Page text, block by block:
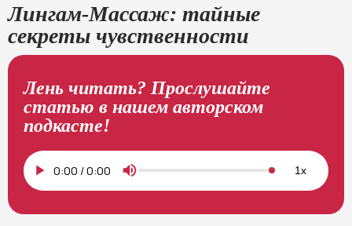
Лингам-Массаж: тайные
секреты чувственности
Лень читать? Прослушайте
статью в нашем авторском
подкасте!
0:00 /0:00 1x